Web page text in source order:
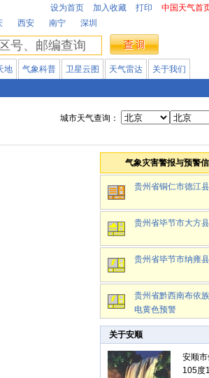
设为首页 加入收藏 打印 中国天气首
西安 南宁 深圳
地 气象科普 卫星云图 天气雷达
关于我们
城市天气查询：
气象灾害警报与预警
贵州省铜仁市德江
贵州省毕节市大方
贵州省毕节市纳雍
贵州省黔西南布依
电黄色预警
关于安顺
安顺
105度